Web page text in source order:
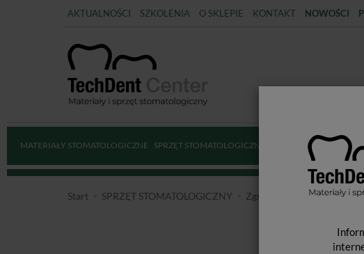
AKTUALNOŚCI SZKOLENIA O SKLEPIE KONTAKT NOWOŚCI
MATERIAŁY STOMATOLOGICZNE SPRZĘT STOMATOLOGICZNY DEZYNFEKCJA
Start SPRZĘT STOMATOLOGICZNY Zgrzewarki do rękawów